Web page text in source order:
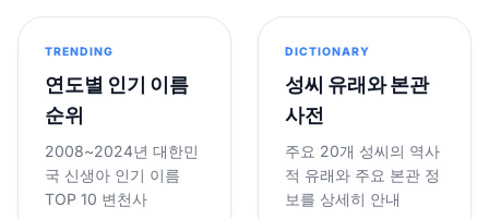
TRENDING
연도별 인기 이름
순위
2008~2024년 대한민
국 신생아 인기 이름
TOP 10 변천사
DICTIONARY
성씨 유래와 본관
사전
주요 20개 성씨의 역사
적 유래와 주요 본관 정
보를 상세히 안내